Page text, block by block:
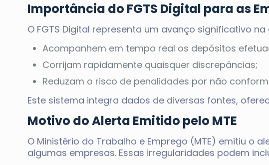
Importância do FGTS Digital para as
O FGTS Digital representa um avanço significativo
Acompanhem em tempo real os depósitos
Corrijam rapidamente quaisquer discrepâncias;
Reduzam o risco de penalidades por não
Este sistema integra dados de diversas fontes,
Motivo do Alerta Emitido pelo MTE
O Ministério do Trabalho e Emprego (MTE) emitiu o
algumas empresas. Essas irregularidades podem